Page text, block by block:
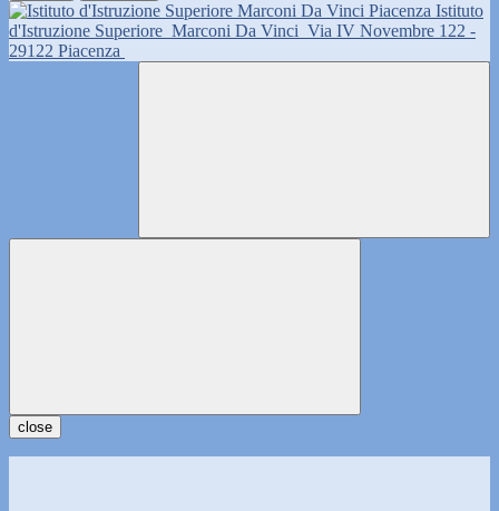
Istituto
d'Istruzione Superiore Marconi Da Vinci Via IV Novembre 122 -
29122 Piacenza
close